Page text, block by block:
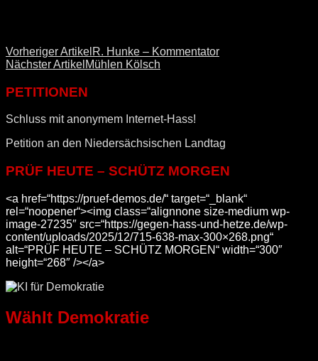
Vorheriger Artikel R. Hunke – Kommentator
Nächster Artikel Mühlen Kölsch
PETITIONEN
Schluss mit anonymem Internet-Hass!
Petition an den Niedersächsischen Landtag
PRÜF HEUTE – SCHÜTZ MORGEN
<a href=“https://pruef-demos.de/“ target=“_blank“
rel=“noopener“><img class=“alignnone size-medium wp-
image-27235″ src=“https://gegen-hass-und-hetze.de/wp-
content/uploads/2025/12/715-638-max-300×268.png“
alt=“PRÜF HEUTE – SCHÜTZ MORGEN“ width=“300″
height=“268″ /></a>
Wählt Demokratie